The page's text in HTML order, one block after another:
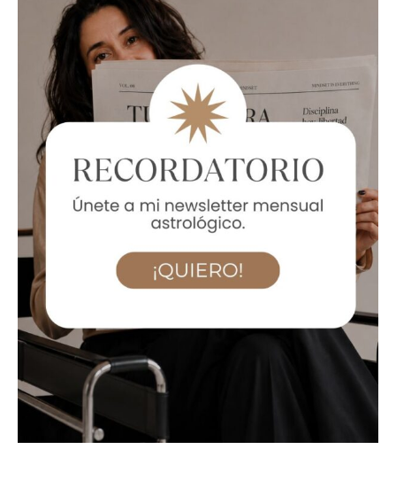
Blog Astrológico
Piscis: la empatía eleva el espíritu
colectivo
Deja un comentario / Blog Astrológico/ Micaela Narduzzi
Piscis, el duodécimo signo del zodiaco, nos sumerge
en una dimensión de sensibilidad y conexión que
trasciende lo individual. Es el momento en que nos
damos cuenta de que los sentimientos que
experimentamos también son compartidos por otros.
En este nivel de conciencia, nos elevamos espiritual y
emocionalmente, experimentando una conexión
profunda con la humanidad y la empatía colectiva.
Artículos gratuitos,Piscis
Piscis: la empatía que transforma el
alma colectiva